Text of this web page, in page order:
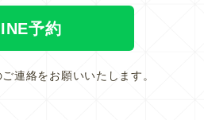
予約
連絡をお願いいたします。